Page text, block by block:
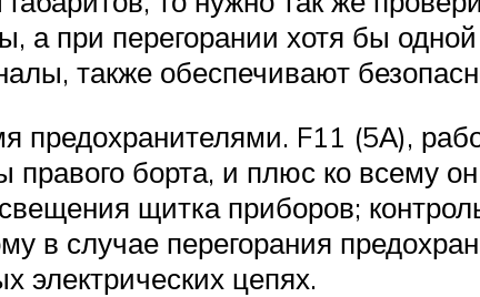
а при перегорании хотя бы
также обеспечивают
предохранителями. F11 (5А),
правого борта, и плюс ко всему
щитка приборов;
в случае перегорания
электрических цепях.